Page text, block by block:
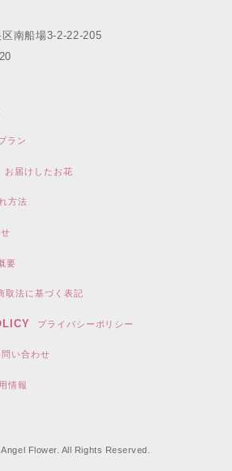
南船場3-2-22-205
ラン
お届けしたお花
方法
要
取法に基づく表記
プライバシーポリシー
問い合わせ
情報
Flower. All Rights Reserved.